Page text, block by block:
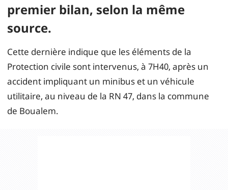
premier bilan, selon la même
source.
Cette dernière indique que les éléments de la
Protection civile sont intervenus, à 7H40, après un
accident impliquant un minibus et un véhicule
utilitaire, au niveau de la RN 47, dans la commune
de Boualem.